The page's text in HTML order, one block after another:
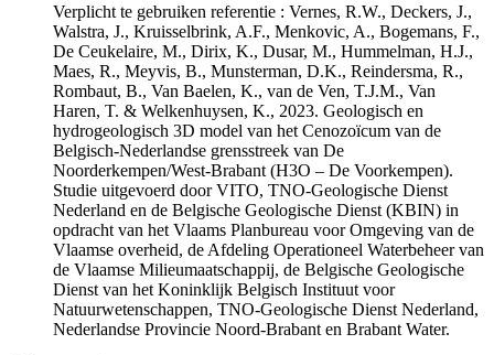
Verplicht te gebruiken referentie : Vernes, R.W., Deckers, J.,
Walstra, J., Kruisselbrink, A.F., Menkovic, A., Bogemans, F.,
De Ceukelaire, M., Dirix, K., Dusar, M., Hummelman, H.J.,
Maes, R., Meyvis, B., Munsterman, D.K., Reindersma, R.,
Rombaut, B., Van Baelen, K., van de Ven, T.J.M., Van
Haren, T. & Welkenhuysen, K., 2023. Geologisch en
hydrogeologisch 3D model van het Cenozoïcum van de
Belgisch-Nederlandse grensstreek van De
Noorderkempen/West-Brabant (H3O – De Voorkempen).
Studie uitgevoerd door VITO, TNO-Geologische Dienst
Nederland en de Belgische Geologische Dienst (KBIN) in
opdracht van het Vlaams Planbureau voor Omgeving van de
Vlaamse overheid, de Afdeling Operationeel Waterbeheer van
de Vlaamse Milieumaatschappij, de Belgische Geologische
Dienst van het Koninklijk Belgisch Instituut voor
Natuurwetenschappen, TNO-Geologische Dienst Nederland,
Nederlandse Provincie Noord-Brabant en Brabant Water.